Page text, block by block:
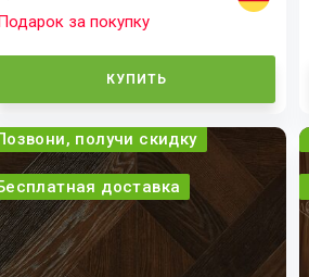
Подарок за покупку
КУПИТЬ
получи скидку
Бесплатная доставка